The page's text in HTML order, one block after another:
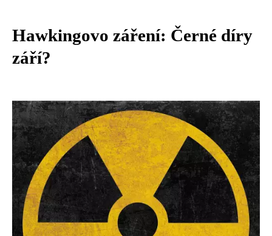
Hawkingovo záření: Černé díry
září?